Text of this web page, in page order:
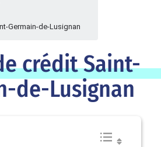
Germain-de-Lusignan
crédit Saint-
de-Lusignan